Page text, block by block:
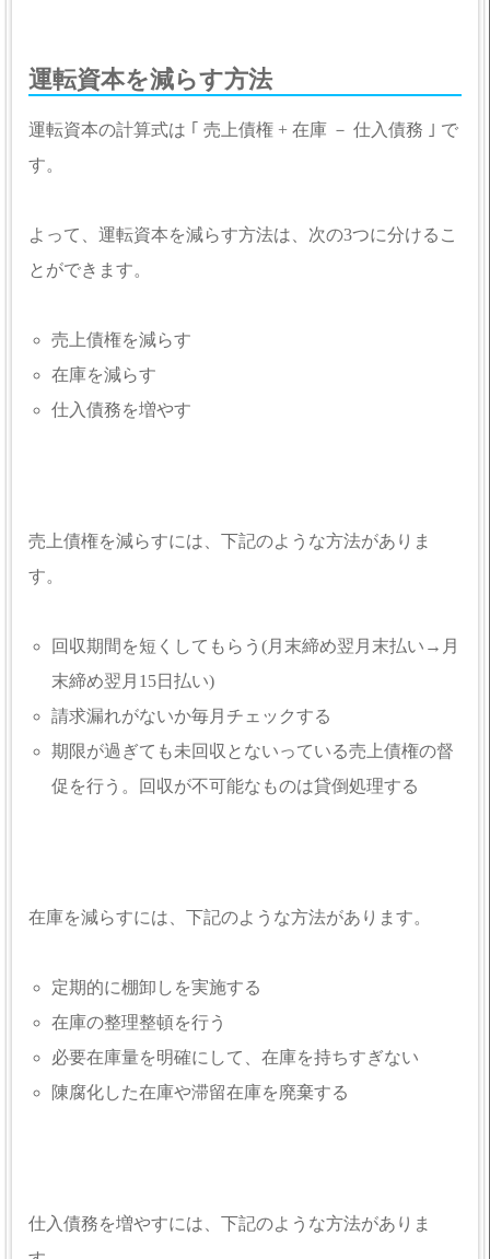
運転資本を減らす方法
運転資本の計算式は ｢ 売上債権 + 在庫 － 仕入債務 ｣ で
す。
よって、運転資本を減らす方法は、次の3つに分けるこ
とができます。
売上債権を減らす
在庫を減らす
仕入債務を増やす
売上債権を減らすには、下記のような方法がありま
す。
回収期間を短くしてもらう(月末締め翌月末払い→月
末締め翌月15日払い)
請求漏れがないか毎月チェックする
期限が過ぎても未回収とないっている売上債権の督
促を行う。回収が不可能なものは貸倒処理する
在庫を減らすには、下記のような方法があります。
定期的に棚卸しを実施する
在庫の整理整頓を行う
必要在庫量を明確にして、在庫を持ちすぎない
陳腐化した在庫や滞留在庫を廃棄する
仕入債務を増やすには、下記のような方法がありま